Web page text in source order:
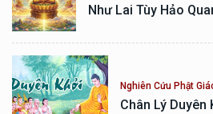
Như Lai Tùy Hảo
Nghiên Cứu Phật
Chân Lý Duyên